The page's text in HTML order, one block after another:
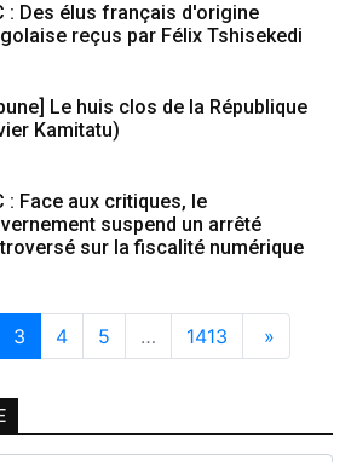
: Des élus français d'origine
reçus par Félix Tshisekedi
Le huis clos de la République
Kamitatu)
: Face aux critiques, le
suspend un arrêté
sur la fiscalité numérique
3 4 5 … 1413 »